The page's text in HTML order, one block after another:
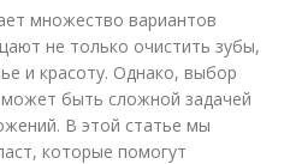
множество вариантов
не только очистить зубы,
и красоту. Однако, выбор
быть сложной задачей
В этой статье мы
которые помогут